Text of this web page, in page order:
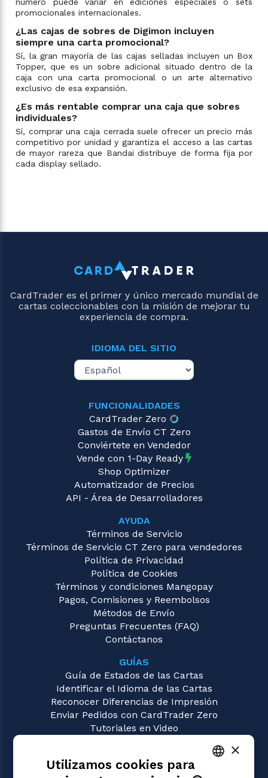
promocionales internacionales.
¿Las cajas de sobres de Digimon incluyen
siempre una carta promocional?
Sí, la gran mayoría de las cajas selladas incluyen un Box
Topper, que es un sobre adicional situado dentro de la
caja con una carta promocional o un arte alternativo
exclusivo de esa expansión.
¿Es más rentable comprar una caja que sobres
individuales?
Sí, comprar una caja cerrada suele ofrecer un precio más
competitivo por unidad y garantiza el acceso a las cartas
de mayor rareza que Bandai distribuye de forma fija por
cada display sellado.
CardTrader es el primer y único mercado mundial de
cartas coleccionables con la misión de mejorar tu
experiencia de compra.
IDIOMA DEL SITIO
FUNCIONALIDADES
CardTrader Zero
Gastos de Envío CT Zero
Conviértete en Vendedor
Vende con 1-Day Ready
Shop Optimizer
Automatizador de Precios
API - Área de Desarrolladores
AYUDA
Términos de Servicio
Términos de Servicio CT Zero para vendedores
Política de Privacidad
Política de Cookies
Términos y condiciones Mangopay
Pagos, Comisiones y Reembolsos
Métodos de Envío
Preguntas Frecuentes (FAQ)
Contáctanos
GUÍAS
Guía de Estados de las Cartas
Identificar el Idioma de las Cartas
Reconocer Diferencias de Impresión
Enviar Pedidos con CardTrader Zero
Tutoriales en Video
Digimon
×
Utilizamos cookies para